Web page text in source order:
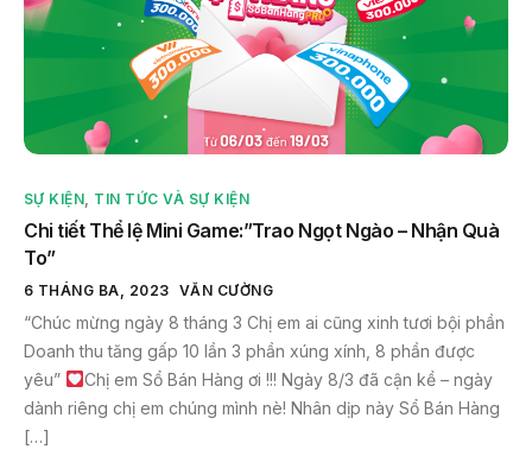
SỰ KIỆN, TIN TỨC VÀ SỰ KIỆN
Chi tiết Thể lệ Mini Game:”Trao Ngọt Ngào – Nhận Quà
To”
6 THÁNG BA, 2023 VĂN CƯỜNG
“Chúc mừng ngày 8 tháng 3 Chị em ai cũng xinh tươi bội phần
Doanh thu tăng gấp 10 lần 3 phần xúng xính, 8 phần được
yêu”
Chị em Sổ Bán Hàng ơi !!! Ngày 8/3 đã cận kề – ngày
dành riêng chị em chúng mình nè! Nhân dịp này Sổ Bán Hàng
[…]